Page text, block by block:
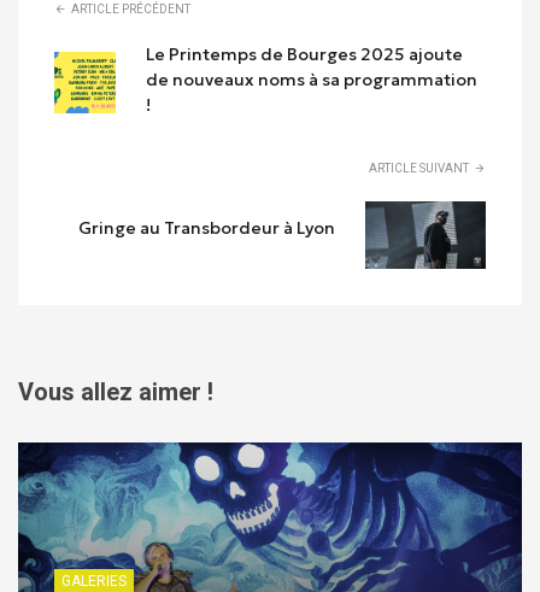
ARTICLE PRÉCÉDENT
Le Printemps de Bourges 2025 ajoute
de nouveaux noms à sa programmation
!
ARTICLE SUIVANT
Gringe au Transbordeur à Lyon
Vous allez aimer !
GALERIES